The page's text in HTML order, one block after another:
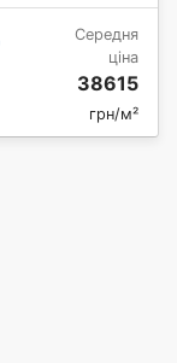
Середня
ціна
38615
грн/м²